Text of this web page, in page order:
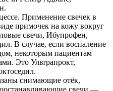
Применение свечек в
примочек на кожу вокруг
свечи, Ибупрофен,
В случае, если воспаление
некоторым пациентам
Это Ультрапрокт,
снимающие отёк,